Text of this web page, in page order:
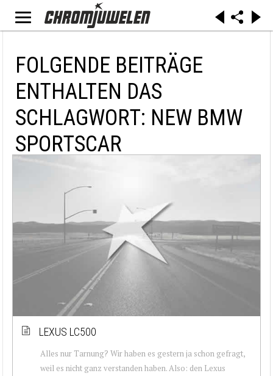
FOLGENDE BEITRÄGE
ENTHALTEN DAS
SCHLAGWORT: NEW BMW
SPORTSCAR
LEXUS LC500
Alles nur Tarnung? Wir haben es gestern ja schon gefragt,
weil es nicht ganz verstanden haben. Also: den Lexus